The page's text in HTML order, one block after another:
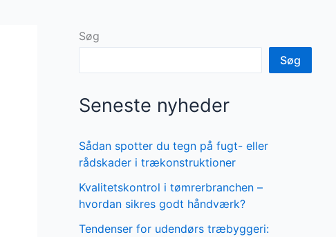
Søg
Søg
Seneste nyheder
Sådan spotter du tegn på fugt- eller
rådskader i trækonstruktioner
Kvalitetskontrol i tømrerbranchen –
hvordan sikres godt håndværk?
Tendenser for udendørs træbyggeri: